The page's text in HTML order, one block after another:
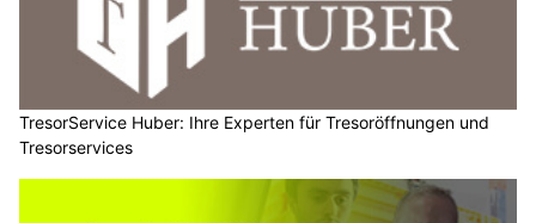
TresorService Huber: Ihre Experten für Tresoröffnungen und
Tresorservices